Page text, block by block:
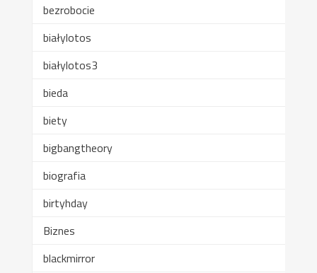
bezrobocie
białylotos
białylotos3
bieda
biety
bigbangtheory
biografia
birtyhday
Biznes
blackmirror